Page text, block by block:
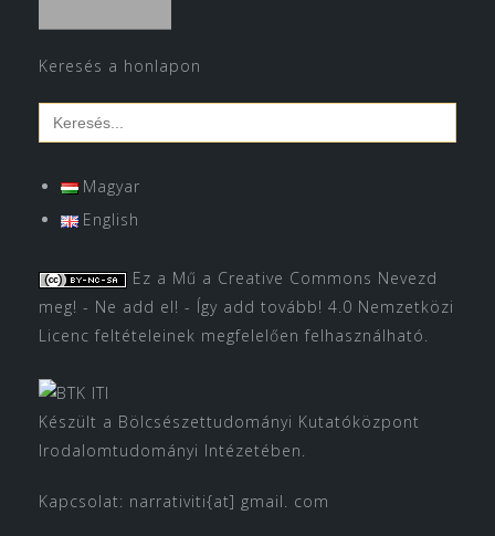
Keresés a honlapon
Search
for:
Magyar
English
Ez a Mű a Creative Commons Nevezd
meg! - Ne add el! - Így add tovább! 4.0 Nemzetközi
Licenc feltételeinek megfelelően felhasználható.
Készült a Bölcsészettudományi Kutatóközpont
Irodalomtudományi Intézetében.
Kapcsolat: narrativiti{at] gmail. com